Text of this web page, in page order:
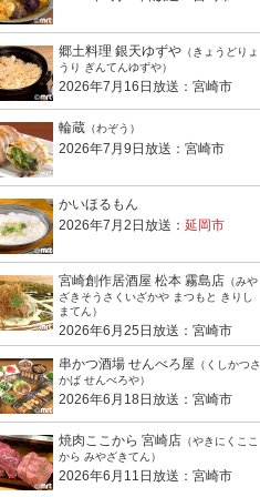
郷土料理 銀天ゆずや （きょうどりょ
うり ぎんてんゆずや）
2026年7月16日放送：宮崎市
輪蔵 （わぞう）
2026年7月9日放送：宮崎市
かいほるもん
2026年7月2日放送： 延岡市
宮崎創作居酒屋 松本 霧島店 （みや
ざきそうさくいざかや まつもと きりし
まてん）
2026年6月25日放送：宮崎市
串かつ酒場 せんべろ屋 （くしかつさ
かば せんべろや）
2026年6月18日放送：宮崎市
焼肉ここから 宮崎店 （やきにくここ
から みやざきてん）
2026年6月11日放送：宮崎市